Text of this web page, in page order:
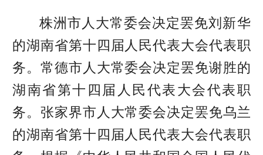
株洲市人大常委会决定罢免刘新华
的湖南省第十四届人民代表大会代表职
务。常德市人大常委会决定罢免谢胜的
湖南省第十四届人民代表大会代表职
务。张家界市人大常委会决定罢免乌兰
的湖南省第十四届人民代表大会代表职